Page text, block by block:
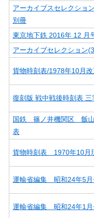
アーカイブスセレクシ
別冊
東京地下鉄 2016年 12
アーカイブセレクション
貨物時刻表/1978年10月
復刻版 戦中戦後時刻表 三
国鉄 篠ノ井機関区 飯
表
貨物時刻表 1970年10月
運輸省編集 昭和24年5
運輸省編集 昭和24年1